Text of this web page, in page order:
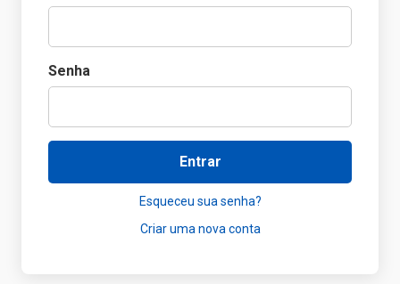
Senha
Entrar
Esqueceu sua senha?
Criar uma nova conta